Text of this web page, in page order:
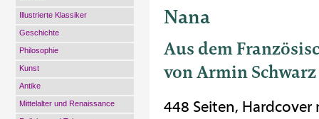
Illustrierte Klassiker
Geschichte
Philosophie
Kunst
Antike
Mittelalter und Renaissance
Nana
Aus dem
von Armin Schwarz
448 Seiten,